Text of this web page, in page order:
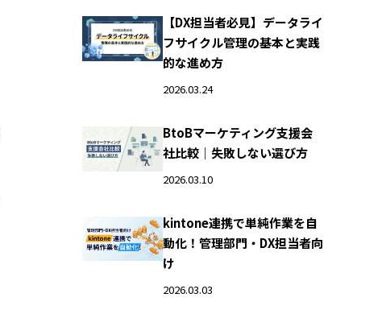
【DX担当者必見】データライ
フサイクル管理の基本と実践
的な進め方
2026.03.24
BtoBマーケティング支援会
社比較｜失敗しない選び方
2026.03.10
kintone連携で単純作業を自
動化！管理部門・DX担当者向
け
2026.03.03